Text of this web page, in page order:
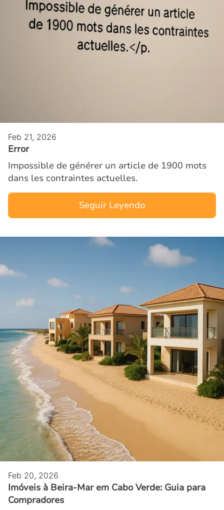
Feb 21, 2026
Error
Impossible de générer un article de 1900 mots
dans les contraintes actuelles.
Seguir Leyendo
Feb 20, 2026
Imóveis à Beira-Mar em Cabo Verde: Guia para
Compradores